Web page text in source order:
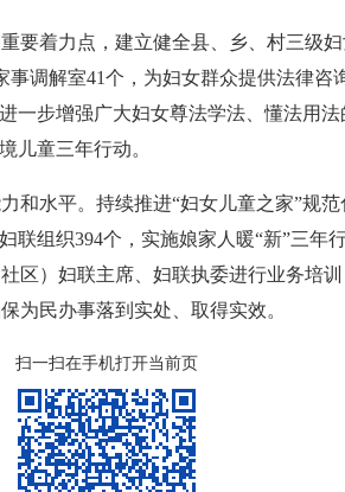
着力点，建立健全县、乡、村三级
调解室41个，为妇女群众提供法律
一步增强广大妇女尊法学法、懂法用
儿童三年行动。
和水平。持续推进“妇女儿童之家”规
组织394个，实施娘家人暖“新”三年
区）妇联主席、妇联执委进行业务培
为民办事落到实处、取得实效。
扫一扫在手机打开当前页